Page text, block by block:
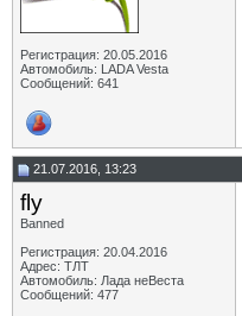
Регистрация: 20.05.2016
Автомобиль: LADA Vesta
Сообщений: 641
21.07.2016, 13:23
fly
Banned
Регистрация: 20.04.2016
Адрес: ТЛТ
Автомобиль: Лада неВеста
Сообщений: 477